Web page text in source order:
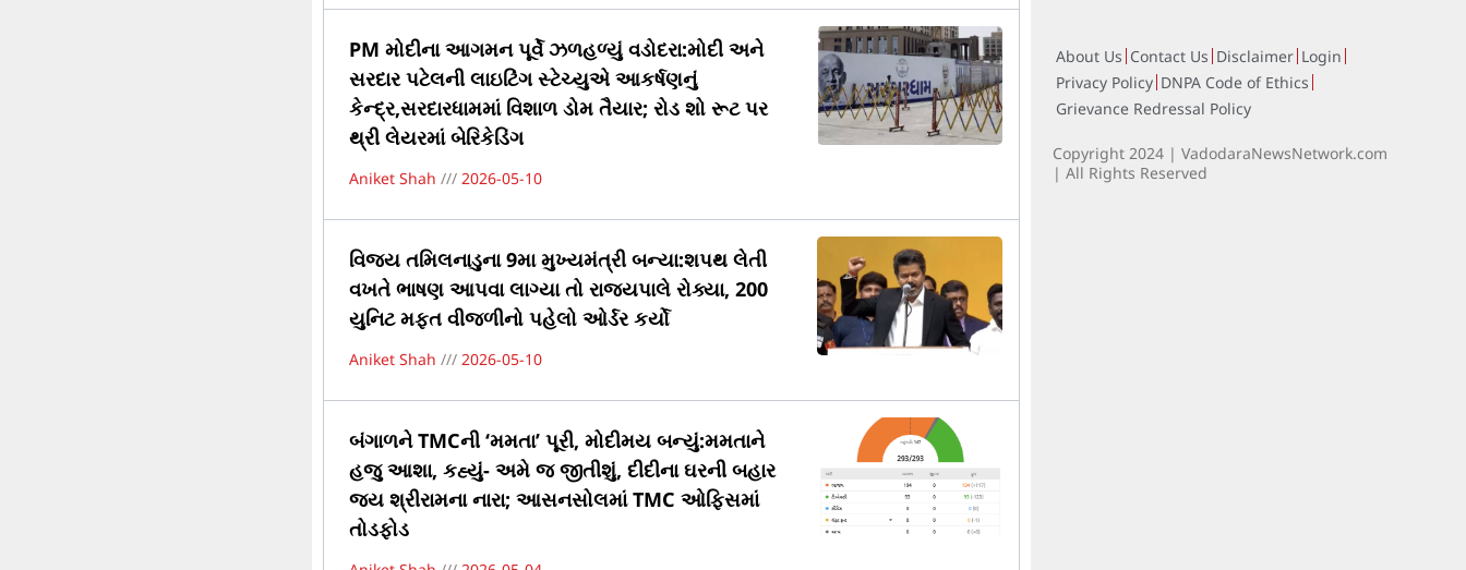
PM મોદીના આગમન પૂર્વે ઝળહળ્યું વડોદરા:મોદી અને
સરદાર પટેલની લાઇટિંગ સ્ટેચ્યુએ આકર્ષણનું
કેન્દ્ર,સરદારધામમાં વિશાળ ડોમ તૈયાર; રોડ શો રૂટ પર
થ્રી લેયરમાં બેરિકેડિંગ
Aniket Shah 2026-05-10
વિજય તમિલનાડુના 9મા મુખ્યમંત્રી બન્યા:શપથ લેતી
વખતે ભાષણ આપવા લાગ્યા તો રાજ્યપાલે રોક્યા, 200
યુનિટ મફત વીજળીનો પહેલો ઓર્ડર કર્યો
Aniket Shah 2026-05-10
બંગાળને TMCની ‘મમતા’ પૂરી, મોદીમય બન્યું:મમતાને
હજુ આશા, કહ્યું- અમે જ જીતીશું, દીદીના ઘરની બહાર
જય શ્રીરામના નારા; આસનસોલમાં TMC ઓફિસમાં
તોડફોડ
About Us Contact Us Disclaimer Login
Privacy Policy DNPA Code of Ethics
Grievance Redressal Policy
Copyright 2024 | VadodaraNewsNetwork.com
| All Rights Reserved